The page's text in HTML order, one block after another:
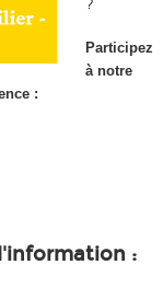
?
Participez
à notre
:
: